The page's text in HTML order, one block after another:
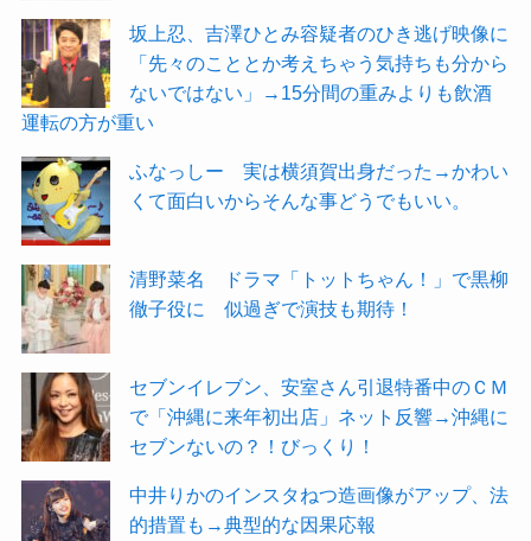
坂上忍、吉澤ひとみ容疑者のひき逃げ映像に
「先々のこととか考えちゃう気持ちも分から
ないではない」→15分間の重みよりも飲酒
運転の方が重い
ふなっしー 実は横須賀出身だった→かわい
くて面白いからそんな事どうでもいい。
清野菜名 ドラマ「トットちゃん！」で黒柳
徹子役に 似過ぎで演技も期待！
セブンイレブン、安室さん引退特番中のＣＭ
で「沖縄に来年初出店」ネット反響→沖縄に
セブンないの？！びっくり！
中井りかのインスタねつ造画像がアップ、法
的措置も→典型的な因果応報